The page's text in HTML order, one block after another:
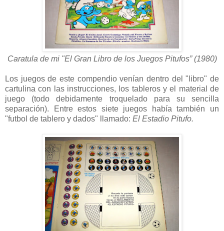
Caratula de mi "El Gran Libro de los Juegos Pitufos” (1980)
Los juegos de este compendio venían dentro del "libro" de
cartulina con las instrucciones, los tableros y el material de
juego (todo debidamente troquelado para su sencilla
separación). Entre estos siete juegos había también un
"futbol de tablero y dados" llamado: El Estadio Pitufo.